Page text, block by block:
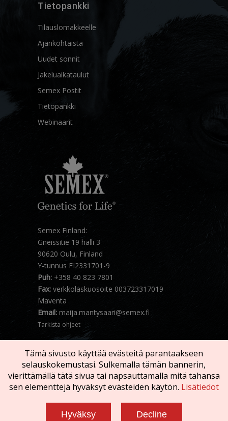
Tietopankki
Tilauslomakkeelle
Ajankohtaista
Uudet sonnit
Jakeluaikataulut
Semex Postit
Tietopankki
Webinaarit
Semex Finland:
Gneissitie 19 halli 3
90620 Oulu, Finland
Y-tunnus FI2331701-9
Puh: +358 40 823 7801
Fax: verkkolaskuosoite 003723317019
Maventa
Email: maija.mantysaari@semex.fi
Tarkista ohjeet
Copyright © 2026 SEMEX. Kaikki oikeaudet
Käyttöehdot | Tietosuojalauseke
Tämä sivusto käyttää evästeitä parantaakseen
selauskokemustasi. Sulkemalla tämän bannerin,
vierittämällä tätä sivua tai napsauttamalla mitä tahansa
sen elementtejä hyväksyt evästeiden käytön. Lisätiedot
Hyväksy Decline